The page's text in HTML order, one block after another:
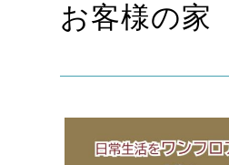
お客様の家